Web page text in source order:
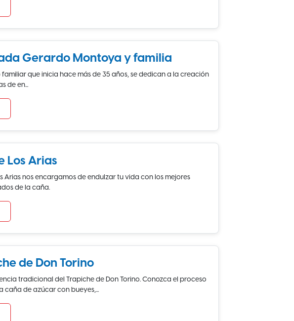
Gerardo Montoya y familia
familiar que inicia hace más de 35 años, se dedican a la creación
de en...
Los Arias
Arias nos encargamos de endulzar tu vida con los mejores
de la caña.
de Don Torino
tradicional del Trapiche de Don Torino. Conozca el proceso
caña de azúcar con bueyes,...